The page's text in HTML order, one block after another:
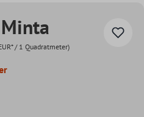
/ 1 Quadratmeter)